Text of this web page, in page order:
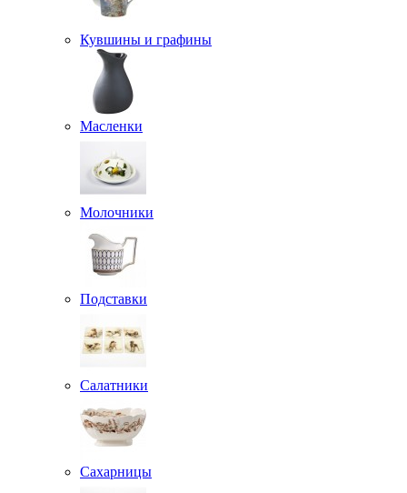
Кувшины и графины
Масленки
Молочники
Подставки
Салатники
Сахарницы